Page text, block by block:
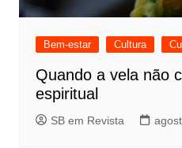
Bem-estar Cultura
Quando a vela não
espiritual
SB em Revista